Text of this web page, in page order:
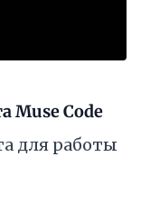
Muse Code
для работы